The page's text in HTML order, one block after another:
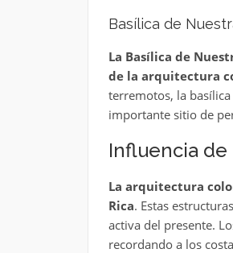
Basílica de
La Basílica de
de la arquitectura
terremotos, la
importante sitio de
Influencia
La arquitectura
Rica. Estas
activa del presente.
recordando a los